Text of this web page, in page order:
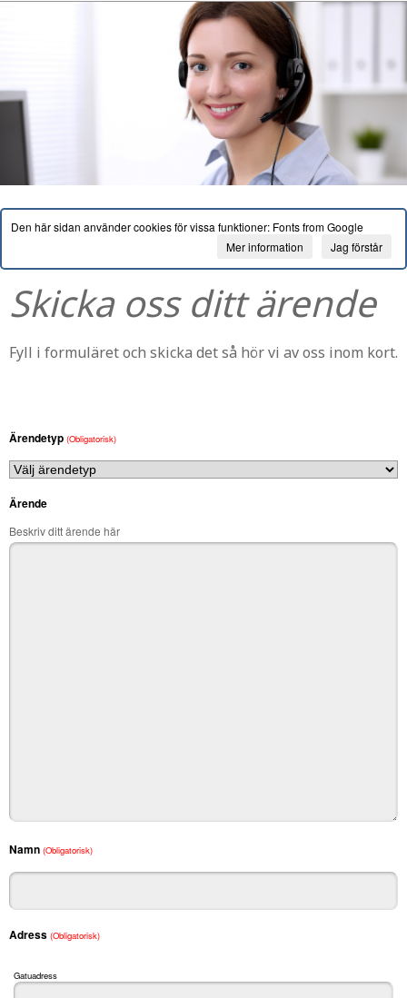
Den här sidan använder cookies för vissa funktioner: Fonts from Google
Jag förstår
Mer information
Skicka oss ditt ärende
Fyll i formuläret och skicka det så hör vi av oss inom kort.
Ärendetyp (Obligatorisk)
Ärende
Beskriv ditt ärende här
Namn (Obligatorisk)
Adress (Obligatorisk)
Gatuadress